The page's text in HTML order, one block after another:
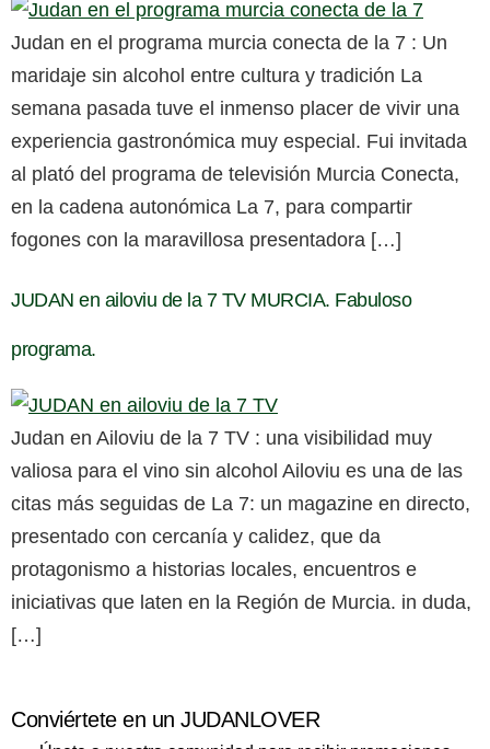
Judan en el programa murcia conecta de la 7 : Un
maridaje sin alcohol entre cultura y tradición La
semana pasada tuve el inmenso placer de vivir una
experiencia gastronómica muy especial. Fui invitada
al plató del programa de televisión Murcia Conecta,
en la cadena autonómica La 7, para compartir
fogones con la maravillosa presentadora […]
JUDAN en ailoviu de la 7 TV MURCIA. Fabuloso
programa.
Judan en Ailoviu de la 7 TV : una visibilidad muy
valiosa para el vino sin alcohol Ailoviu es una de las
citas más seguidas de La 7: un magazine en directo,
presentado con cercanía y calidez, que da
protagonismo a historias locales, encuentros e
iniciativas que laten en la Región de Murcia. in duda,
[…]
Conviértete en un JUDANLOVER